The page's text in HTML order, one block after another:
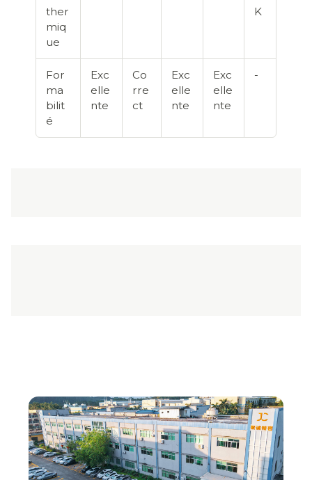
ther
miq
ue
K
For
ma
bilit
é
Exc
elle
nte
Co
rre
ct
Exc
elle
nte
Exc
elle
nte
-